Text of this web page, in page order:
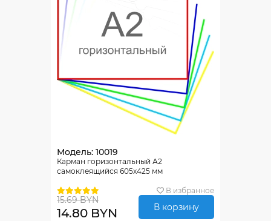
Модель: 10019
Карман горизонтальный А2
самоклеящийся 605х425 мм
В избранное
15.69 BYN
14.80 BYN В корзину